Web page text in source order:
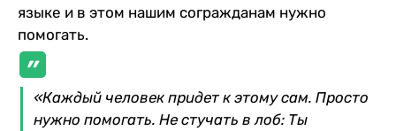
языке и в этом нашим согражданам нужно
помогать.
«Каждый человек придет к этому сам. Просто
нужно помогать. Не стучать в лоб: Ты